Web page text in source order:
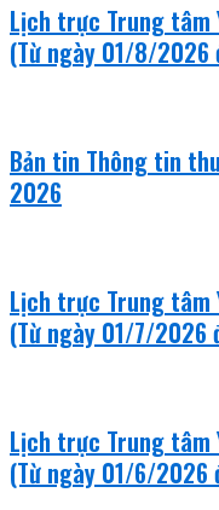
Lịch trực Trung tâm
(Từ ngày 01/8/
Bản tin Thông tin
2026
Lịch trực Trung tâm
(Từ ngày 01/7/2026
Lịch trực Trung tâm
(Từ ngày 01/6/